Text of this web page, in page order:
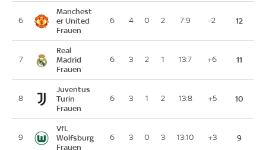
6
Manchest
er United
Frauen
6 4 0 2 7:9 -2 12
7
Real
Madrid
Frauen
6 3 2 1 13:7 +6 11
8
Juventus
Turin
Frauen
6 3 1 2 13:8 +5 10
9
VfL
Wolfsburg
Frauen
6 3 0 3 13:10 +3 9